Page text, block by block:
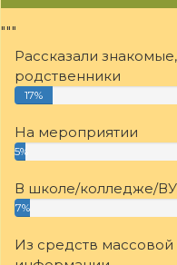
"""
Рассказали
родственники
17%
На мероприятии
5%
В школе/колледже/
7%
Из средств массовой